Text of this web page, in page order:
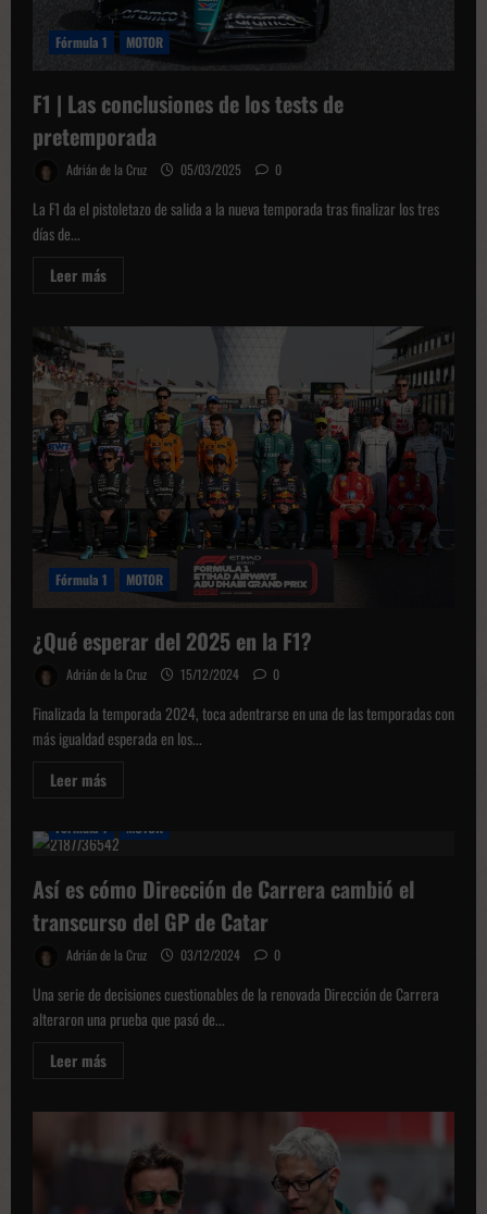
Fórmula 1 MOTOR
F1 | Las conclusiones de los tests de
pretemporada
Adrián de la Cruz 05/03/2025 0
La F1 da el pistoletazo de salida a la nueva temporada tras finalizar los tres
días de...
Leer másLeer
Las
conclusiones
de
los
tests
de
pretemporada
Fórmula 1 MOTOR
¿Qué esperar del 2025 en la F1?
Adrián de la Cruz 15/12/2024 0
Finalizada la temporada 2024, toca adentrarse en una de las temporadas con
más igualdad esperada en los...
Leer másLeer
más
esperar
del
en
la
F1?
Fórmula 1 MOTOR
Así es cómo Dirección de Carrera cambió el
transcurso del GP de Catar
Adrián de la Cruz 03/12/2024 0
Una serie de decisiones cuestionables de la renovada Dirección de Carrera
alteraron una prueba que pasó de...
Leer másLeer
más
es
Dirección
de
Carrera
cambió